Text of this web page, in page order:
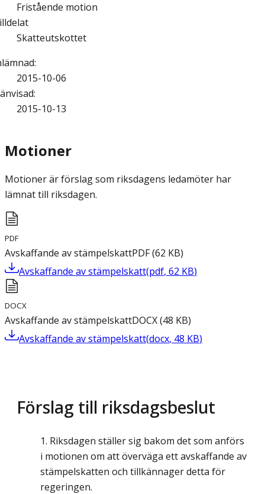
Fristående motion
Skatteutskottet
:
2015-10-06
:
2015-10-13
Motioner
Motioner är förslag som riksdagens ledamöter har
lämnat till riksdagen.
PDF
Avskaffande av stämpelskattPDF(62 KB)
Avskaffande av stämpelskatt(pdf, 62 KB)
DOCX
Avskaffande av stämpelskattDOCX(48 KB)
Avskaffande av stämpelskatt(docx, 48 KB)
Förslag till riksdagsbeslut
Riksdagen ställer sig bakom det som anförs
i motionen om att överväga ett avskaffande av
stämpelskatten och tillkännager detta för
regeringen.